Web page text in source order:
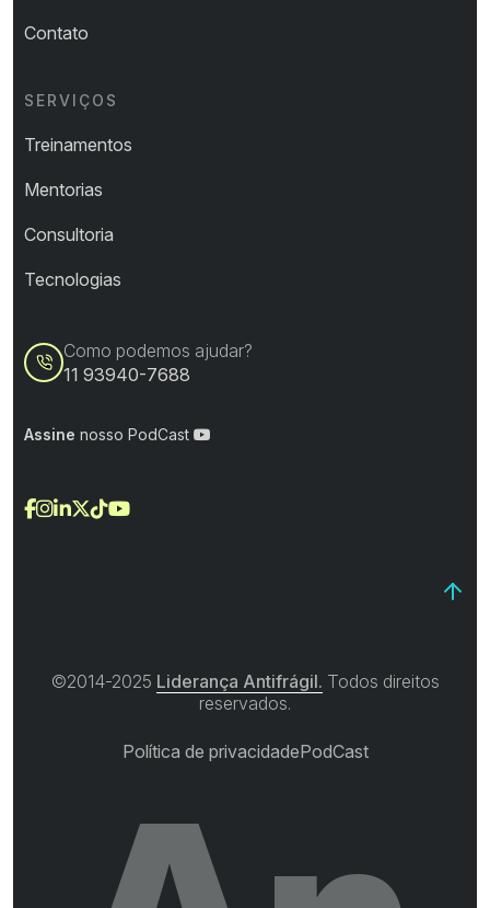
Contato
SERVIÇOS
Treinamentos
Mentorias
Consultoria
Tecnologias
Como podemos ajudar?
11 93940-7688
Assine nosso PodCast
©2014-2025 Liderança Antifrágil. Todos direitos
reservados.
Política de privacidadePodCast